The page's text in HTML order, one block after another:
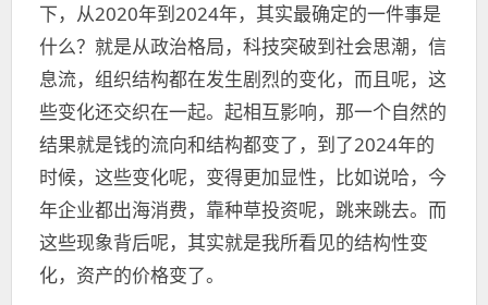
下，从2020年到2024年，其实最确定的一件事是
什么？就是从政治格局，科技突破到社会思潮，信
息流，组织结构都在发生剧烈的变化，而且呢，这
些变化还交织在一起。起相互影响，那一个自然的
结果就是钱的流向和结构都变了，到了2024年的
时候，这些变化呢，变得更加显性，比如说哈，今
年企业都出海消费，靠种草投资呢，跳来跳去。而
这些现象背后呢，其实就是我所看见的结构性变
化，资产的价格变了。